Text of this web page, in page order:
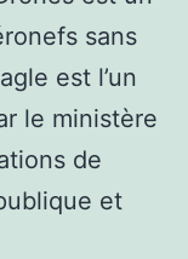
sans
est l’un
le ministère
de
et